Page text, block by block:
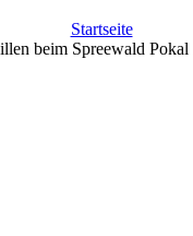
Startseite
beim Spreewald